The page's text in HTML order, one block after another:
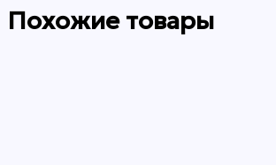
Похожие товары